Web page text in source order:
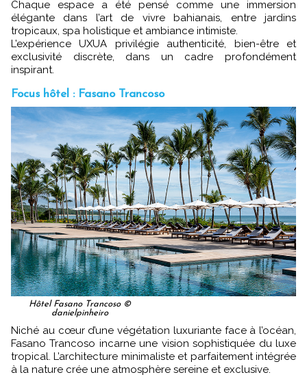
Chaque espace a été pensé comme une immersion
élégante dans l’art de vivre bahianais, entre jardins
tropicaux, spa holistique et ambiance intimiste.
L’expérience UXUA privilégie authenticité, bien-être et
exclusivité discrète, dans un cadre profondément
inspirant.
Focus hôtel : Fasano Trancoso
Hôtel Fasano Trancoso ©
danielpinheiro
Niché au cœur d’une végétation luxuriante face à l’océan,
Fasano Trancoso incarne une vision sophistiquée du luxe
tropical. L’architecture minimaliste et parfaitement intégrée
à la nature crée une atmosphère sereine et exclusive.